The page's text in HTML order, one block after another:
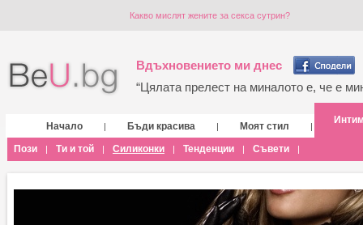
Какво мислят жените за секса сутрин?
Вдъхновението ми днес
“Цялата прелест на миналото е, че е
Начало | Бъди красива | Моят стил |
Пози | Ти и той | Силиконки | Тенденции | Съвети |